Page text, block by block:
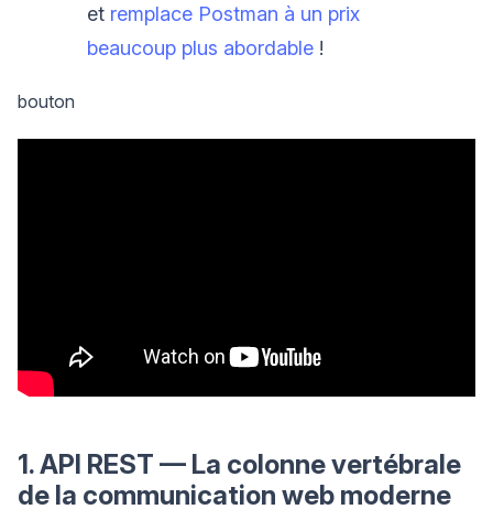
et remplace Postman à un prix
beaucoup plus abordable !
bouton
1. API REST — La colonne vertébrale
de la communication web moderne